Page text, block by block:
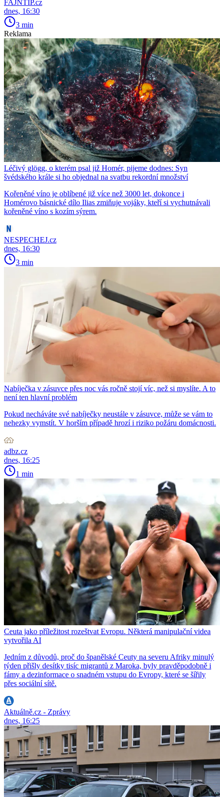
FAJNTIP.cz
dnes, 16:30
3 min
Reklama
Léčivý glögg, o kterém psal již Homér, pijeme dodnes: Syn
švédského krále si ho objednal na svatbu rekordní množství
Kořeněné víno je oblíbené již více než 3000 let, dokonce i
Homérovo básnické dílo Ilias zmiňuje vojáky, kteří si vychutnávali
kořeněné víno s kozím sýrem.
NESPECHEJ.cz
dnes, 16:30
3 min
Nabíječka v zásuvce přes noc vás ročně stojí víc, než si myslíte. A to
není ten hlavní problém
Pokud necháváte své nabíječky neustále v zásuvce, může se vám to
nehezky vymstít. V horším případě hrozí i riziko požáru domácnosti.
adbz.cz
dnes, 16:25
1 min
Ceuta jako příležitost rozeštvat Evropu. Některá manipulační videa
vytvořila AI
Jedním z důvodů, proč do španělské Ceuty na severu Afriky minulý
týden přišly desítky tisíc migrantů z Maroka, byly pravděpodobně i
fámy a dezinformace o snadném vstupu do Evropy, které se šířily
přes sociální sítě.
Aktuálně.cz - Zprávy
dnes, 16:25